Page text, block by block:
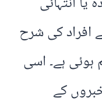
افراد کی شرح
کم ہوئی ہے۔ اسی
کے